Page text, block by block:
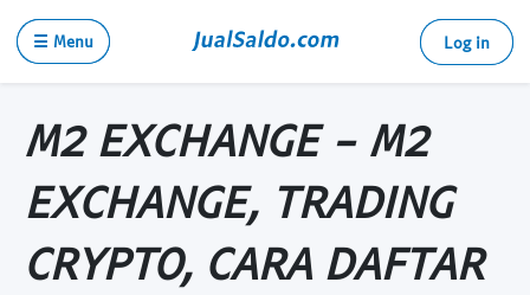
☰ Menu Log in
M2 EXCHANGE - M2
EXCHANGE, TRADING
CRYPTO, CARA DAFTAR